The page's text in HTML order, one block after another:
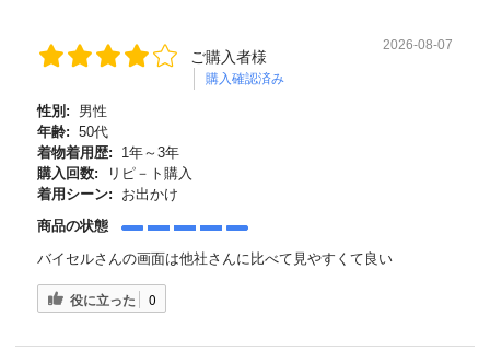
ご購入者様
購入確認済み
2026-08-07
性別:
男性
年齢: 50代
着物着用歴:
1年～3年
購入回数:
リピ－ト購入
着用シーン:
お出かけ
商品の状態
バイセルさんの画面は他社さんに比べて見やすくて良い
役に立った 0